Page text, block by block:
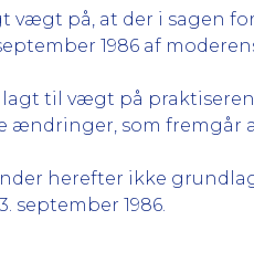
vægt på, at der i sagen
1986 af
til vægt på
ændringer, som fremgår
herefter ikke
september 1986.